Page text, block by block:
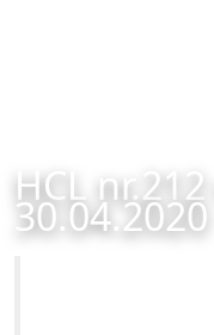
HCL
30.04.2020